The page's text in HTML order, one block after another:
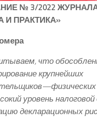
№ 3/2022
И ПРАКТИКА»
что
крупнейших
уровень
декларационных